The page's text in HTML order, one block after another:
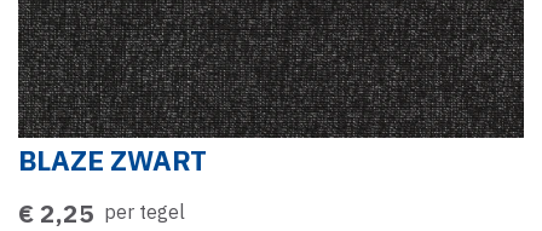
BLAZE ZWART
€ 2,25 per tegel